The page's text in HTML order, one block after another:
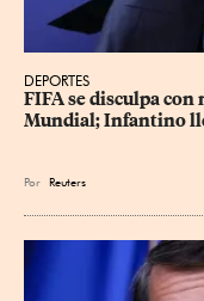
DEPORTES
FIFA se disculpa
Mundial; Infantino
Por Reuters